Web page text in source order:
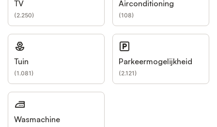
TV
(2.250)
Airconditioning
(108)
Tuin
(1.081)
Parkeermogelijkheid
(2.121)
Wasmachine